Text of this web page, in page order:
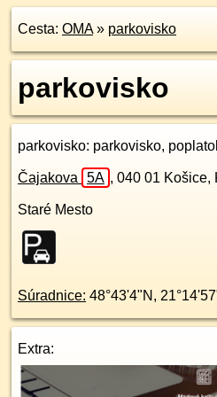
Cesta: OMA» parkovisko
parkovisko
parkovisko: parkovisko,
Čajakova 5A , 040 01 Košice,
Staré Mesto
Súradnice: 48°43'4"N ,
Extra: